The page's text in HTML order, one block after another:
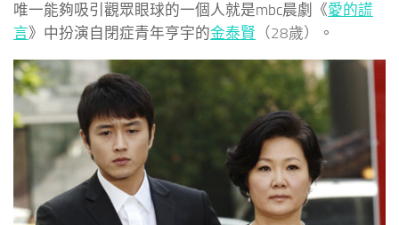
唯一能夠吸引觀眾眼球的一個人就是mbc晨劇《愛的謊
言》中扮演自閉症青年亨宇的金泰賢 （28歲） 。